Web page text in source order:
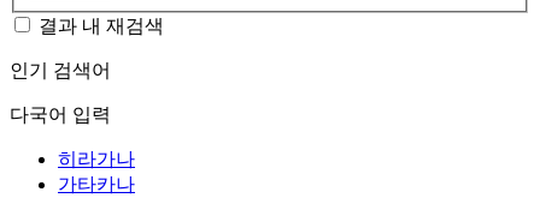
결과 내 재검색
인기 검색어
다국어 입력
히라가나
가타카나